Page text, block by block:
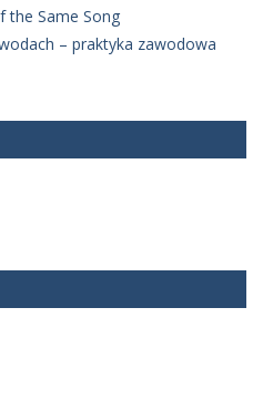
the Same Song
– praktyka zawodowa